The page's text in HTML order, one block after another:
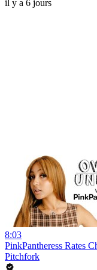
il y a 6 jours
8:03
PinkPantheress Rates
Pitchfork